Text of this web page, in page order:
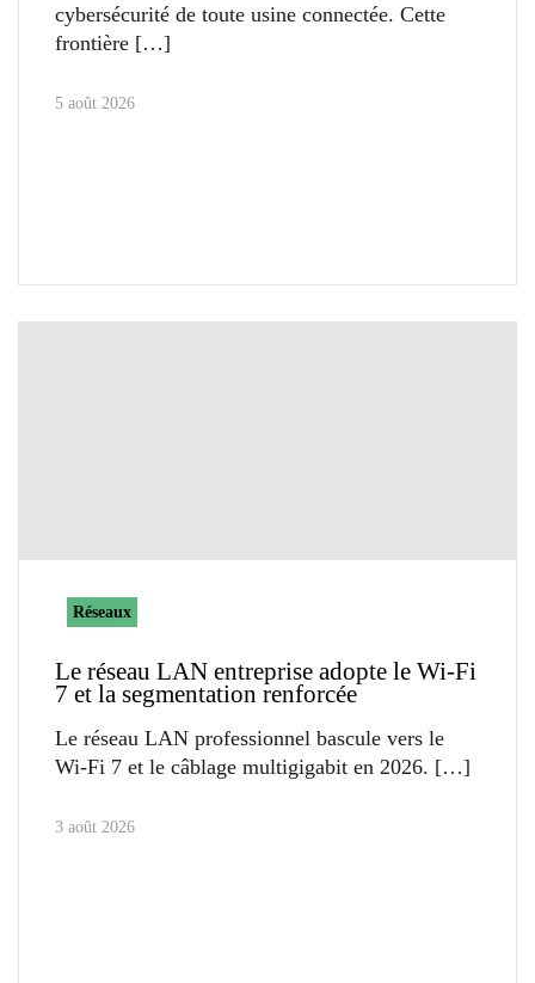
cybersécurité de toute usine connectée. Cette
frontière
5 août 2026
Réseaux
Le réseau LAN entreprise adopte le Wi-Fi
7 et la segmentation renforcée
Le réseau LAN professionnel bascule vers le
Wi-Fi 7 et le câblage multigigabit en 2026.
3 août 2026